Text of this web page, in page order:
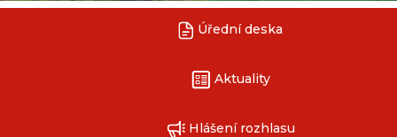
Úřední deska
Aktuality
Hlášení rozhlasu